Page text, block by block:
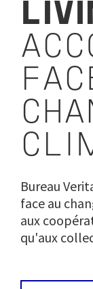
Bureau
face au
aux
qu'aux